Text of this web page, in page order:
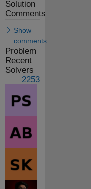
Solution
Comments
Show
comments
Problem
Recent
Solvers
2253